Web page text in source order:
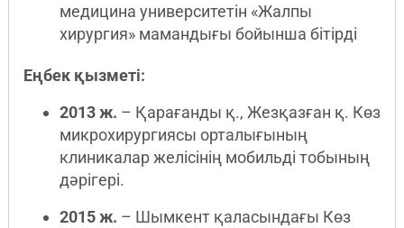
медицина университетін «Жалпы
хирургия» мамандығы бойынша бітірді
Еңбек қызметі:
2013 ж. – Қарағанды қ., Жезқазған қ. Көз
микрохирургиясы орталығының
клиникалар желісінің мобильді тобының
дәрігері.
2015 ж. – Шымкент қаласындағы Көз